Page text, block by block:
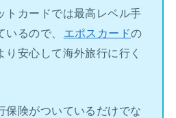
トカードでは最高レベル手
るので、
エポスカードの
安心して海外旅行に行く
保険がついているだけでな